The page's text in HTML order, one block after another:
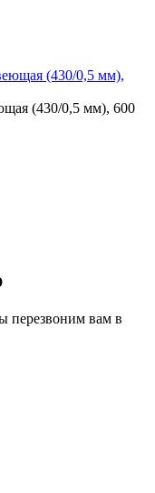
(430/0,5 мм), 600
перезвоним вам в